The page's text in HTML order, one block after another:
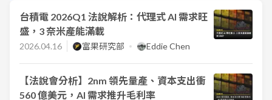
台積電 2026Q1 法說解析：代理式 AI 需求旺
盛，3 奈米產能滿載
2026.04.16 富果研究部 Eddie Chen
【法說會分析】2nm 領先量產、資本支出衝
560 億美元，AI 需求推升毛利率